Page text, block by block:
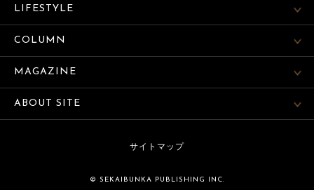
LIFESTYLE
COLUMN
MAGAZINE
ABOUT SITE
サイトマップ
© SEKAIBUNKA PUBLISHING INC.